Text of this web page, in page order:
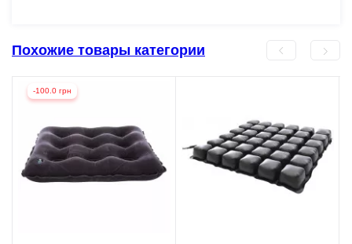
Похожие товары категории
-100.0 грн